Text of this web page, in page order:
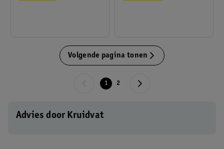
Volgende pagina tonen
1 2
Advies door Kruidvat